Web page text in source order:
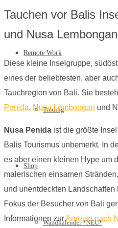
Remote Work
Trading
Shop
Wandkalender *NEU*
Tauchen vor Balis
und Nusa Lembongan
Diese kleine Inselgruppe,
eines der beliebtesten, aber
Tauchregion von Bali. Sie
Penida, Nusa Lembongan und
Nusa Penida ist die größte
Balis Tourismus unbemerkt. In
es aber einen kleinen Hype um
malerischen einsamen
und unentdeckten
Fokus der Besucher von Bali
Informationen zurAnreise nach